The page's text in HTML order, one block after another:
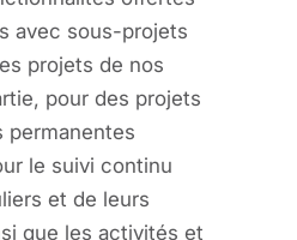
avec sous-projets
projets de nos
pour des projets
permanentes
le suivi continu
et de leurs
que les activités et